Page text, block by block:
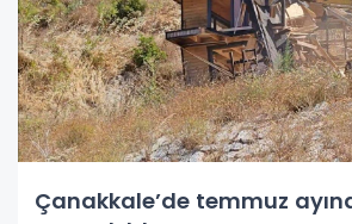
Çanakkale’de temmuz